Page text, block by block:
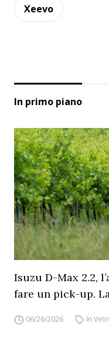
Xeevo
In primo piano
Isuzu D-Max 2.2,
fare un pick-up.
06/26/2026 In